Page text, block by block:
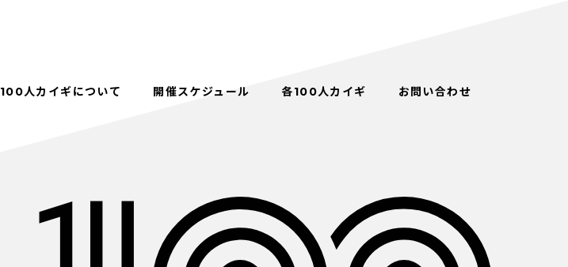
100人カイギについて 開催スケジュール 各100人カイギ お問い合わせ